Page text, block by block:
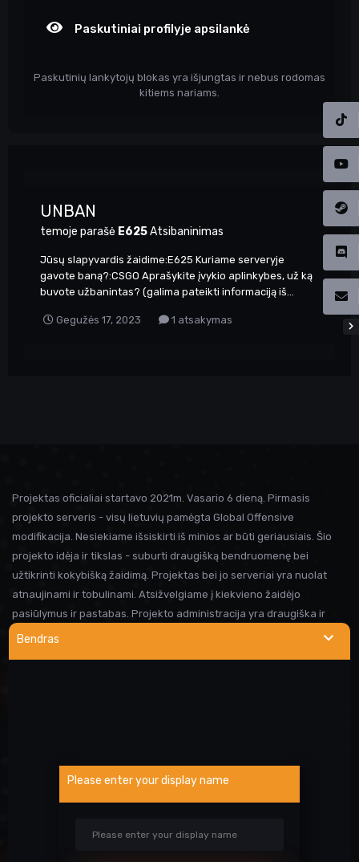
Paskutiniai profilyje apsilankė
Paskutinių lankytojų blokas yra išjungtas ir nebus rodomas
kitiems nariams.
UNBAN
temoje parašė E625Atsibaninimas
Jūsų slapyvardis žaidime:E625 Kuriame serveryje
gavote baną?:CSGO Aprašykite įvykio aplinkybes, už ką
buvote užbanintas? (galima pateikti informaciją iš...
Gegužės 17, 2023 1 atsakymas
Bendras
Please enter your display name
Projektas oficialiai startavo 2021m. Vasario 6 dieną. Pirmasis
projekto serveris - visų lietuvių pamėgta Global Offensive
modifikacija. Nesiekiame išsiskirti iš minios ar būti geriausiais. Šio
projekto idėja ir tikslas - suburti draugišką bendruomenę bei
užtikrinti kokybišką žaidimą. Projektas bei jo serveriai yra nuolat
atnaujinami ir tobulinami. Atsižvelgiame į kiekvieno žaidėjo
pasiūlymus ir pastabas. Projekto administracija yra draugiška ir
visada linkusi padėti prireikus pagalbos. Iki susitikimo serveryje!
Atsiblokavimo anketa